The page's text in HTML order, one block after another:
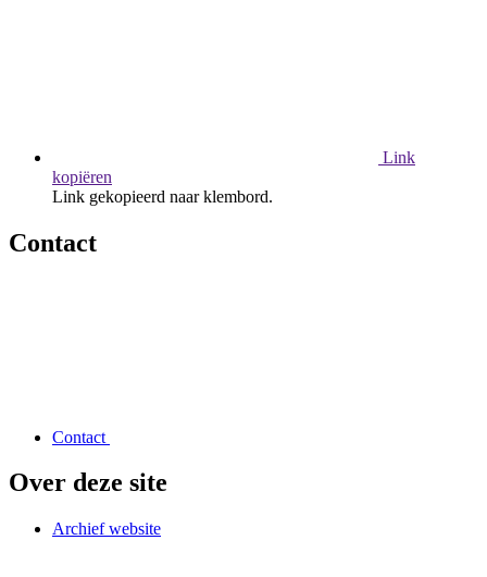
Link
kopiëren
Link gekopieerd naar klembord.
Contact
Contact
Over deze site
Archief website